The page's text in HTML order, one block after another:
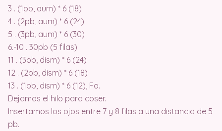
3 . (1pb, aum) * 6 (18)
4 . (2pb, aum) * 6 (24)
5 . (3pb, aum) * 6 (30)
6.-10 . 30pb (5 filas)
11 . (3pb, dism) * 6 (24)
12 . (2pb, dism) * 6 (18)
13 . (1pb, dism) * 6 (12), Fo.
Dejamos el hilo para coser.
Insertamos los ojos entre 7 y 8 filas a una distancia de 5
pb.